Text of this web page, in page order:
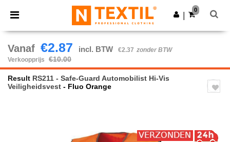
× Ntextil-app
Betere prijzen in de app!
Download app
0
Vanaf €2.87 incl. BTW €2.37 zonder BTW
Verkoopprijs
€10.00
Result RS211 - Safe-Guard Automobilist Hi-Vis
Veiligheidsvest - Fluo Orange